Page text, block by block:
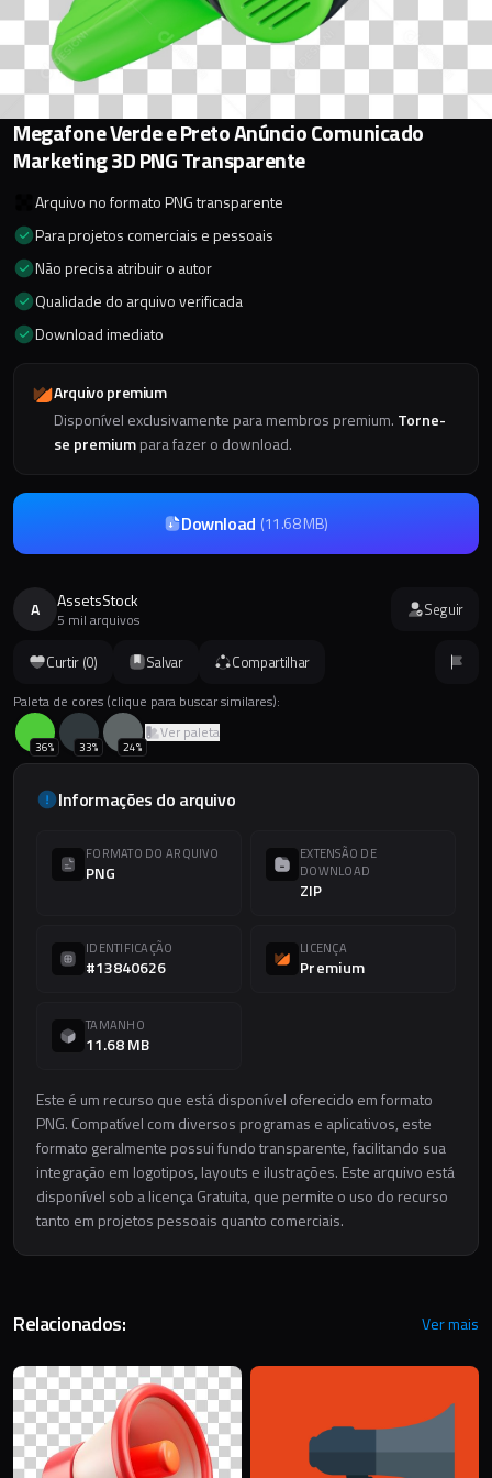
Curtir (0) Salvar Compartilhar
Paleta de cores (clique para buscar similares):
36% 33% 24%
Ver paleta
Informações do arquivo
FORMATO DO ARQUIVO
PNG
EXTENSÃO DE
DOWNLOAD
ZIP
IDENTIFICAÇÃO
#13840626
LICENÇA
Premium
TAMANHO
11.68 MB
Este é um recurso que está disponível oferecido em formato
PNG. Compatível com diversos programas e aplicativos, este
formato geralmente possui fundo transparente, facilitando sua
integração em logotipos, layouts e ilustrações. Este arquivo está
disponível sob a licença Gratuita, que permite o uso do recurso
tanto em projetos pessoais quanto comerciais.
Megafone Verde e Preto Anúncio Comunicado
Marketing 3D PNG Transparente
Arquivo no formato PNG transparente
Para projetos comerciais e pessoais
Não precisa atribuir o autor
Qualidade do arquivo verificada
Download imediato
Arquivo premium
Disponível exclusivamente para membros premium. Torne-
se premiumpara fazer o download.
Download (11.68 MB)
A AssetsStock
5 mil arquivos Seguir
Relacionados: Ver mais